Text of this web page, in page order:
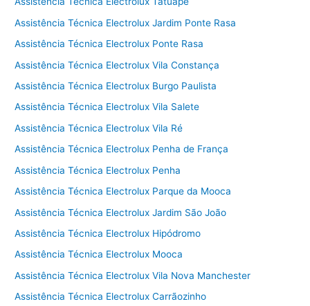
Assistência Técnica Electrolux Jardim Ponte Rasa
Assistência Técnica Electrolux Ponte Rasa
Assistência Técnica Electrolux Vila Constança
Assistência Técnica Electrolux Burgo Paulista
Assistência Técnica Electrolux Vila Salete
Assistência Técnica Electrolux Vila Ré
Assistência Técnica Electrolux Penha de França
Assistência Técnica Electrolux Penha
Assistência Técnica Electrolux Parque da Mooca
Assistência Técnica Electrolux Jardim São João
Assistência Técnica Electrolux Hipódromo
Assistência Técnica Electrolux Mooca
Assistência Técnica Electrolux Vila Nova Manchester
Assistência Técnica Electrolux Carrãozinho